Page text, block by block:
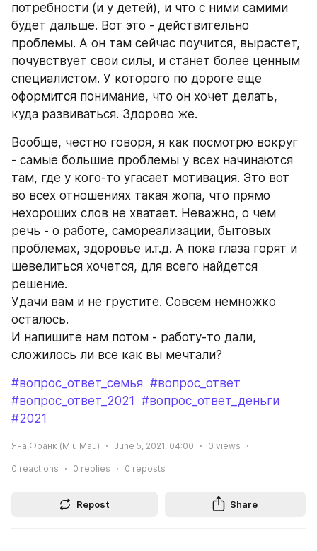
потребности (и у детей), и что с ними самими
будет дальше. Вот это - действительно
проблемы. А он там сейчас поучится, вырастет,
почувствует свои силы, и станет более ценным
специалистом. У которого по дороге еще
оформится понимание, что он хочет делать,
куда развиваться. Здорово же.
Вообще, честно говоря, я как посмотрю вокруг
- самые большие проблемы у всех начинаются
там, где у кого-то угасает мотивация. Это вот
во всех отношениях такая жопа, что прямо
нехороших слов не хватает. Неважно, о чем
речь - о работе, самореализации, бытовых
проблемах, здоровье и.т.д. А пока глаза горят и
шевелиться хочется, для всего найдется
решение.
Удачи вам и не грустите. Совсем немножко
осталось.
И напишите нам потом - работу-то дали,
сложилось ли все как вы мечтали?
#вопрос_ответ_семья #вопрос_ответ
#вопрос_ответ_2021
#вопрос_ответ_деньги
#2021
Яна Франк (Miu Mau) June 5, 2021, 04:00 0 views
0 reactions 0 replies 0 reposts
Repost Share